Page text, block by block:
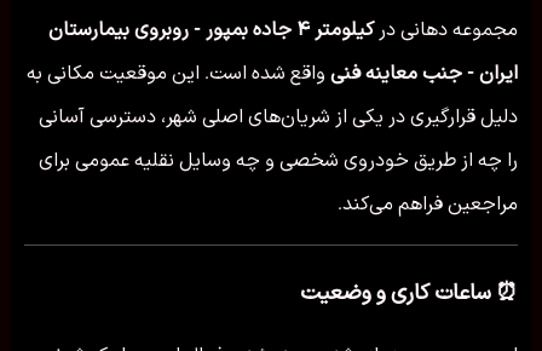
مجموعه دهانی در
کیلومتر ۴ جاده بمپور - روبروی بیمارستان
ایران - جنب معاینه فنی واقع شده است. این موقعیت مکانی به
دلیل قرارگیری در یکی از شریان‌های اصلی شهر، دسترسی آسانی
را چه از طریق خودروی شخصی و چه وسایل نقلیه عمومی برای
مراجعین فراهم می‌کند.
⏰ ساعات کاری و وضعیت